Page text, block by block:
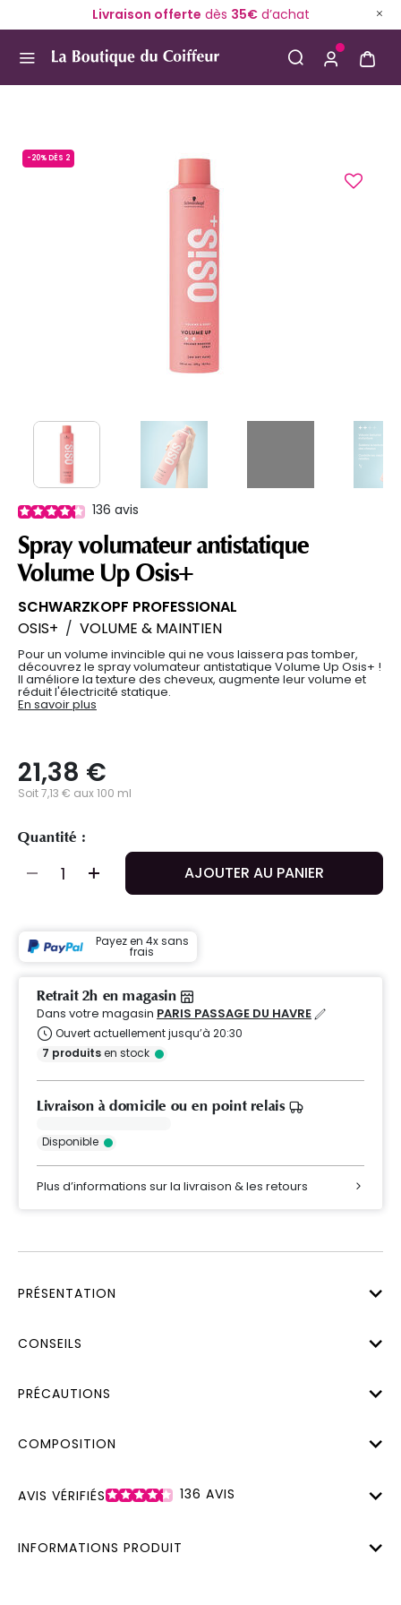
Livraison offerte dès 35€d’achat
-20% DÈS 2
136 avis
Spray volumateur antistatique
Volume Up Osis+
SCHWARZKOPF PROFESSIONAL
OSIS+ / VOLUME & MAINTIEN
Pour un volume invincible qui ne vous laissera pas tomber,
découvrez le spray volumateur antistatique Volume Up Osis+ !
Il améliore la texture des cheveux, augmente leur volume et
réduit l'électricité statique.
En savoir plus
21,38 €
Soit 7,13 € aux 100 ml
Quantité :
AJOUTER AU PANIER
Payez en 4x sans
frais
Retrait 2h en magasin
Dans votre magasin PARIS PASSAGE DU HAVRE
Ouvert actuellement jusqu’à 20:30
7 produitsen stock
Livraison à domicile ou en point relais
Disponible
Plus d’informations sur la livraison & les retours
PRÉSENTATION
CONSEILS
PRÉCAUTIONS
COMPOSITION
AVIS VÉRIFIÉS 136 AVIS
INFORMATIONS PRODUIT